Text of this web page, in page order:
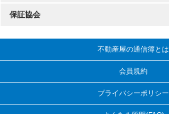
保証協会
不動産屋の通信簿とは
会員規約
プライバシーポリシー